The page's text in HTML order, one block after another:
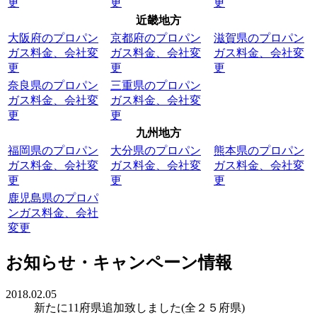
近畿地方
大阪府のプロパン
ガス料金、会社変
更
京都府のプロパン
ガス料金、会社変
更
滋賀県のプロパン
ガス料金、会社変
更
奈良県のプロパン
ガス料金、会社変
更
三重県のプロパン
ガス料金、会社変
更
九州地方
福岡県のプロパン
ガス料金、会社変
更
大分県のプロパン
ガス料金、会社変
更
熊本県のプロパン
ガス料金、会社変
更
鹿児島県のプロパ
ンガス料金、会社
変更
お知らせ・キャンペーン情報
2018.02.05
新たに11府県追加致しました(全２５府県)